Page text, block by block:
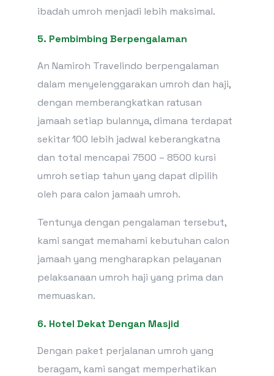
ibadah umroh menjadi lebih maksimal.
5. Pembimbing Berpengalaman
An Namiroh Travelindo berpengalaman
dalam menyelenggarakan umroh dan haji,
dengan memberangkatkan ratusan
jamaah setiap bulannya, dimana terdapat
sekitar 100 lebih jadwal keberangkatna
dan total mencapai 7500 – 8500 kursi
umroh setiap tahun yang dapat dipilih
oleh para calon jamaah umroh.
Tentunya dengan pengalaman tersebut,
kami sangat memahami kebutuhan calon
jamaah yang mengharapkan pelayanan
pelaksanaan umroh haji yang prima dan
memuaskan.
6. Hotel Dekat Dengan Masjid
Dengan paket perjalanan umroh yang
beragam, kami sangat memperhatikan